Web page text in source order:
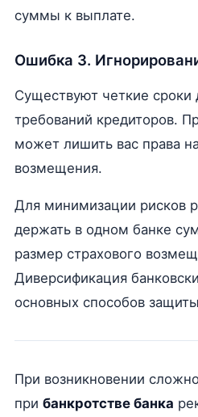
суммы к выплате.
Ошибка 3.
Существуют четкие сроки
требований кредиторов.
может лишить вас права
возмещения.
Для минимизации рисков
держать в одном банке
размер страхового
Диверсификация
основных способов
При возникновении
при банкротстве банка